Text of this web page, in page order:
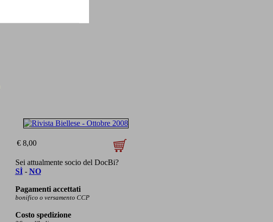
€ 8,00
Sei attualmente socio del DocBi?
SÌ- NO
Pagamenti accettati
bonifico o versamento CCP
Costo spedizione